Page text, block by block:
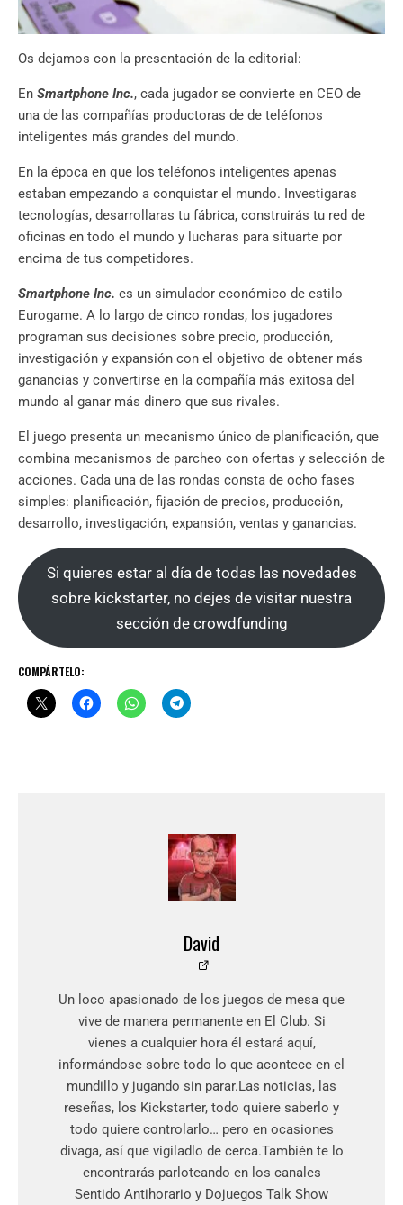
Os dejamos con la presentación de la editorial:
En Smartphone Inc., cada jugador se convierte en CEO de
una de las compañías productoras de de teléfonos
inteligentes más grandes del mundo.
En la época en que los teléfonos inteligentes apenas
estaban empezando a conquistar el mundo. Investigaras
tecnologías, desarrollaras tu fábrica, construirás tu red de
oficinas en todo el mundo y lucharas para situarte por
encima de tus competidores.
Smartphone Inc. es un simulador económico de estilo
Eurogame. A lo largo de cinco rondas, los jugadores
programan sus decisiones sobre precio, producción,
investigación y expansión con el objetivo de obtener más
ganancias y convertirse en la compañía más exitosa del
mundo al ganar más dinero que sus rivales.
El juego presenta un mecanismo único de planificación, que
combina mecanismos de parcheo con ofertas y selección de
acciones. Cada una de las rondas consta de ocho fases
simples: planificación, fijación de precios, producción,
desarrollo, investigación, expansión, ventas y ganancias.
Si quieres estar al día de todas las novedades
sobre kickstarter, no dejes de visitar nuestra
sección de crowdfunding
COMPÁRTELO:
David
Un loco apasionado de los juegos de mesa que
vive de manera permanente en El Club. Si
vienes a cualquier hora él estará aquí,
informándose sobre todo lo que acontece en el
mundillo y jugando sin parar.Las noticias, las
reseñas, los Kickstarter, todo quiere saberlo y
todo quiere controlarlo… pero en ocasiones
divaga, así que vigiladlo de cerca.También te lo
encontrarás parloteando en los canales
Sentido Antihorario y Dojuegos Talk Show